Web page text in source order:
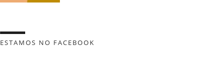
ESTAMOS NO FACEBOOK